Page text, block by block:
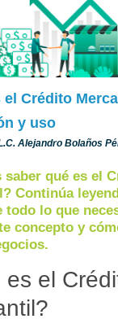
el Crédito
y uso
Alejandro Bolaños
saber qué es el
Continúa
todo lo que
concepto y
es el